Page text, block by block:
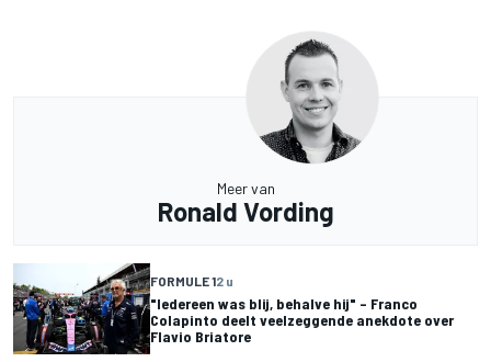
Meer van
Ronald Vording
FORMULE 12 u
"Iedereen was blij, behalve hij" – Franco
Colapinto deelt veelzeggende anekdote over
Flavio Briatore